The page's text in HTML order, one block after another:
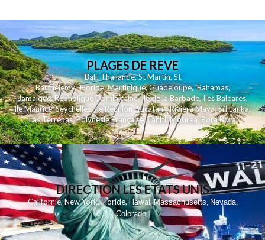
PLAGES DE REVE
Bali,Thailande,St Martin,St
Barthelemy,Floride,Martinique,Guadeloupe,Bahamas,
Jamaique,Republique Dominicaine,Ile de la Barbade,Iles Baleares,
Ile Maurice,Seychelles,Ile Reunion,Yucatan - Riviera Maya,Sri Lanka,
Las Terrenas,Polynesie Française,Tahiti,Moorea, Bora Bora
DIRECTION LES ETATS UNIS
Californie,New York,Floride,Hawai,Massachusetts, Nevada,
Colorado,